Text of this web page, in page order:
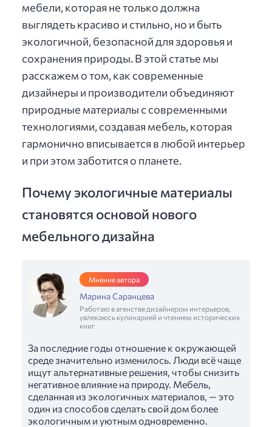
мебели, которая не только должна
выглядеть красиво и стильно, но и быть
экологичной, безопасной для здоровья и
сохранения природы. В этой статье мы
расскажем о том, как современные
дизайнеры и производители объединяют
природные материалы с современными
технологиями, создавая мебель, которая
гармонично вписывается в любой интерьер
и при этом заботится о планете.
Почему экологичные материалы
становятся основой нового
мебельного дизайна
Мнение автора
Марина Саранцева
Работаю в агенстве дизайнером интерьеров,
увлекаюсь кулинарией и чтением исторических
книг
За последние годы отношение к окружающей
среде значительно изменилось. Люди всё чаще
ищут альтернативные решения, чтобы снизить
негативное влияние на природу. Мебель,
сделанная из экологичных материалов, — это
один из способов сделать свой дом более
экологичным и уютным одновременно.